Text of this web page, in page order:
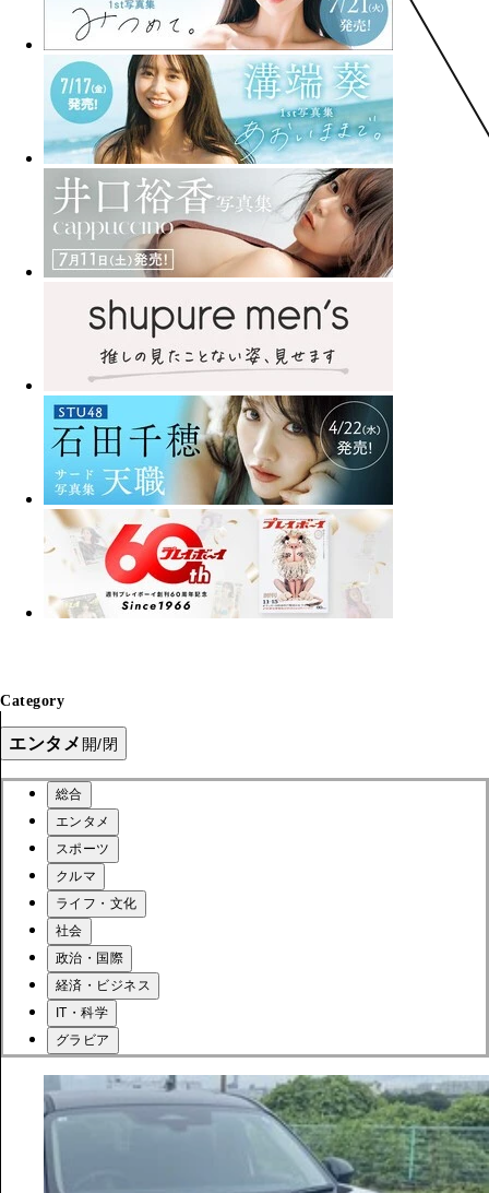
Category
エンタメ 開/閉
総合
エンタメ
スポーツ
クルマ
ライフ・文化
社会
政治・国際
経済・ビジネス
IT・科学
グラビア